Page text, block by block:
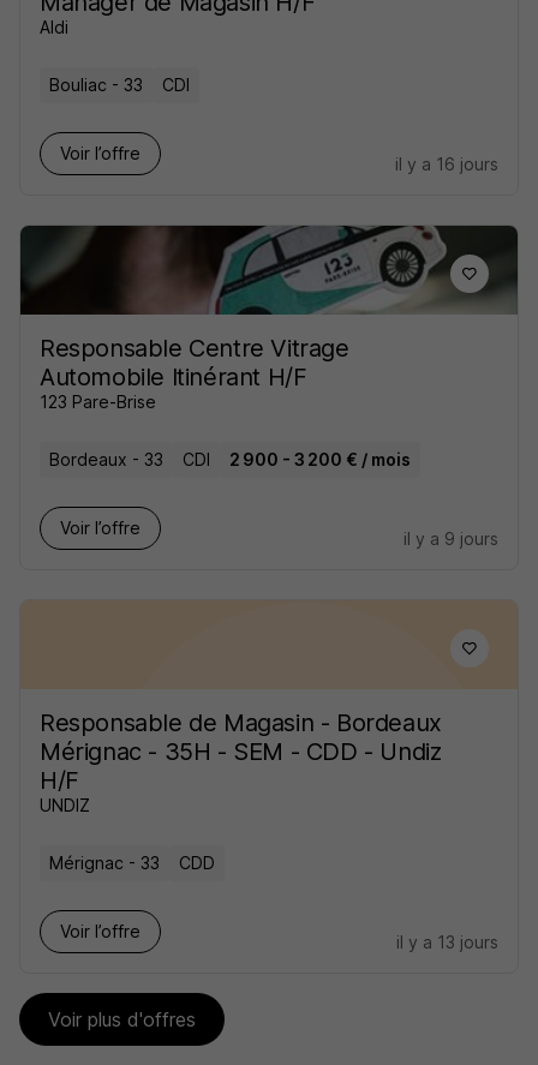
Aldi
Bouliac - 33 CDI
Voir l’offre
il y a 16 jours
Responsable Centre Vitrage
Automobile Itinérant H/F
123 Pare-Brise
Bordeaux - 33 CDI 2 900 - 3 200 € / mois
Voir l’offre
il y a 9 jours
Responsable de Magasin - Bordeaux
Mérignac - 35H - SEM - CDD - Undiz
H/F
UNDIZ
Mérignac - 33 CDD
Voir l’offre
il y a 13 jours
Voir plus d'offres